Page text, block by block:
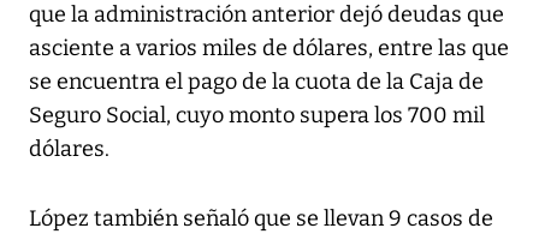
que la administración anterior dejó deudas que
asciente a varios miles de dólares, entre las que
se encuentra el pago de la cuota de la Caja de
Seguro Social, cuyo monto supera los 700 mil
dólares.
López también señaló que se llevan 9 casos de